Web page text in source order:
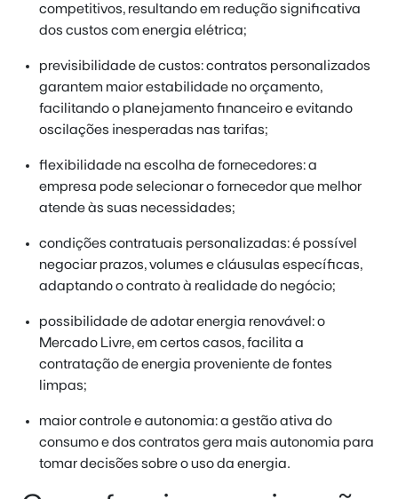
competitivos, resultando em redução significativa
dos custos com energia elétrica;
previsibilidade de custos: contratos personalizados
garantem maior estabilidade no orçamento,
facilitando o planejamento financeiro e evitando
oscilações inesperadas nas tarifas;
flexibilidade na escolha de fornecedores: a
empresa pode selecionar o fornecedor que melhor
atende às suas necessidades;
condições contratuais personalizadas: é possível
negociar prazos, volumes e cláusulas específicas,
adaptando o contrato à realidade do negócio;
possibilidade de adotar energia renovável: o
Mercado Livre, em certos casos, facilita a
contratação de energia proveniente de fontes
limpas;
maior controle e autonomia: a gestão ativa do
consumo e dos contratos gera mais autonomia para
tomar decisões sobre o uso da energia.